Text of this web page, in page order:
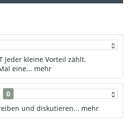
Jeder kleine Vorteil zählt.
eine... mehr
0
und diskutieren... mehr